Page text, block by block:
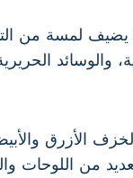
لمسة من
والوسائد
الأزرق
من اللوحات